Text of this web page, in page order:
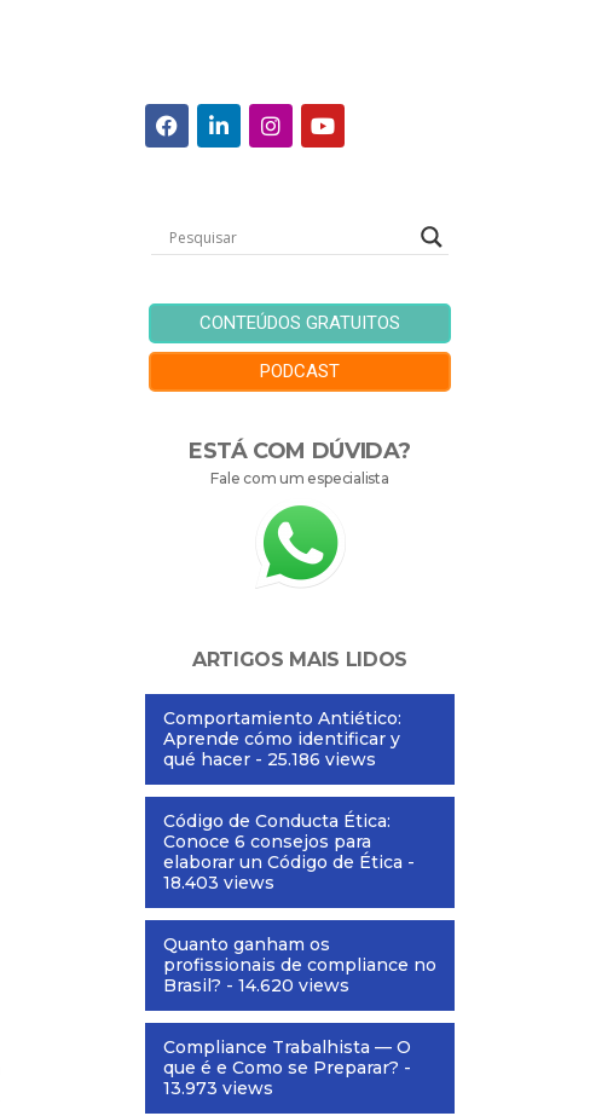
CONTEÚDOS GRATUITOS
PODCAST
ESTÁ COM DÚVIDA?
Fale com um especialista
ARTIGOS MAIS LIDOS
Comportamiento Antiético:
Aprende cómo identificar y
qué hacer - 25.186 views
Código de Conducta Ética:
Conoce 6 consejos para
elaborar un Código de Ética -
18.403 views
Quanto ganham os
profissionais de compliance no
Brasil? - 14.620 views
Compliance Trabalhista — O
que é e Como se Preparar? -
13.973 views